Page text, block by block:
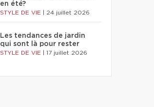
en été?
STYLE DE VIE 24 juillet 2026
Les tendances de jardin
qui sont là pour rester
STYLE DE VIE 17 juillet 2026